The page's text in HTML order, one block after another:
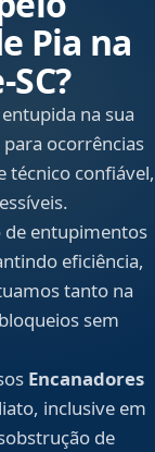
Pia na
na sua
ocorrências
técnico confiável,
de entupimentos
eficiência,
tanto na
sem
Encanadores
inclusive em
de